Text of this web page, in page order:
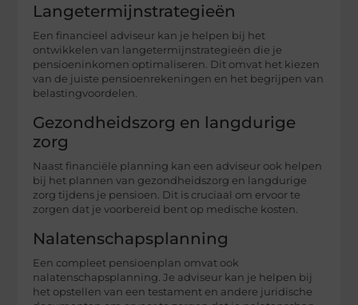
Langetermijnstrategieën
Een financieel adviseur kan je helpen bij het
ontwikkelen van langetermijnstrategieën die je
pensioeninkomen optimaliseren. Dit omvat het kiezen
van de juiste pensioenrekeningen en het begrijpen van
belastingvoordelen.
Gezondheidszorg en langdurige
zorg
Naast financiële planning kan een adviseur ook helpen
bij het plannen van gezondheidszorg en langdurige
zorg tijdens je pensioen. Dit is cruciaal om ervoor te
zorgen dat je voorbereid bent op medische kosten.
Nalatenschapsplanning
Een compleet pensioenplan omvat ook
nalatenschapsplanning. Je adviseur kan je helpen bij
het opstellen van een testament en andere juridische